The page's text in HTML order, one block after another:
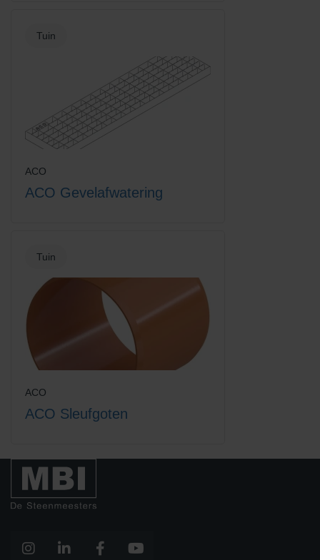
Tuin
ACO
ACO Gevelafwatering
Tuin
ACO
ACO Sleufgoten